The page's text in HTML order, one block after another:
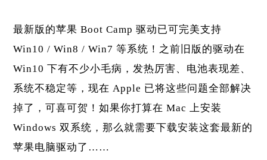
最新版的苹果 Boot Camp 驱动已可完美支持
Win10 / Win8 / Win7 等系统！之前旧版的驱动在
Win10 下有不少小毛病，发热厉害、电池表现差、
系统不稳定等，现在 Apple 已将这些问题全部解决
掉了，可喜可贺！如果你打算在 Mac 上安装
Windows 双系统，那么就需要下载安装这套最新的
苹果电脑驱动了……